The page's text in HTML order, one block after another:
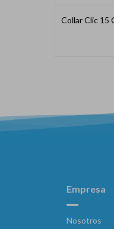
Collar Clic 15
Empresa
Nosotros